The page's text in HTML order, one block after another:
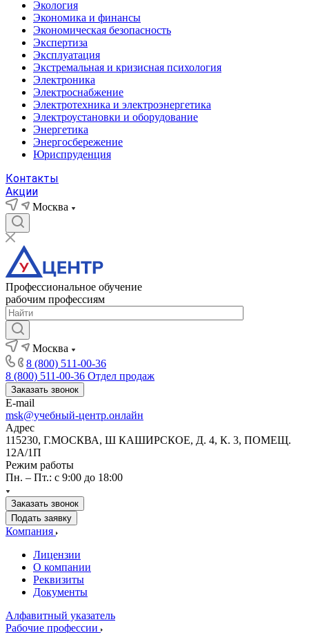
Экология
Экономика и финансы
Экономическая безопасность
Экспертиза
Эксплуатация
Экстремальная и кризисная психология
Электроника
Электроснабжение
Электротехника и электроэнергетика
Электроустановки и оборудование
Энергетика
Энергосбережение
Юриспруденция
Контакты
Акции
Москва
Профессиональное обучение
рабочим профессиям
Москва
8 (800) 511-00-36
8 (800) 511-00-36 Отдел продаж
Заказать звонок
E-mail
msk@учебный-центр.онлайн
Адрес
115230, Г.МОСКВА, Ш КАШИРСКОЕ, Д. 4, К. 3, ПОМЕЩ.
12А/1П
Режим работы
Пн. – Пт.: с 9:00 до 18:00
Заказать звонок
Подать заявку
Компания
Лицензии
О компании
Реквизиты
Документы
Алфавитный указатель
Рабочие профессии